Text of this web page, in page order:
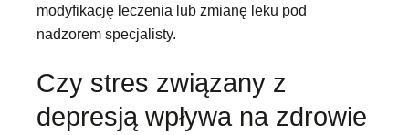
modyfikację leczenia lub zmianę leku pod
nadzorem specjalisty.
Czy stres związany z
depresją wpływa na zdrowie